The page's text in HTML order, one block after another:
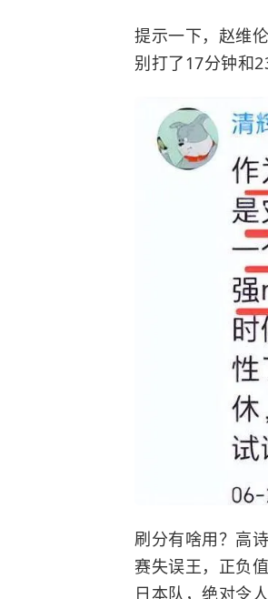
提示一下，赵维
别打了17分钟和
刷分有啥用？高
赛失误王，正负
日本队，绝对令